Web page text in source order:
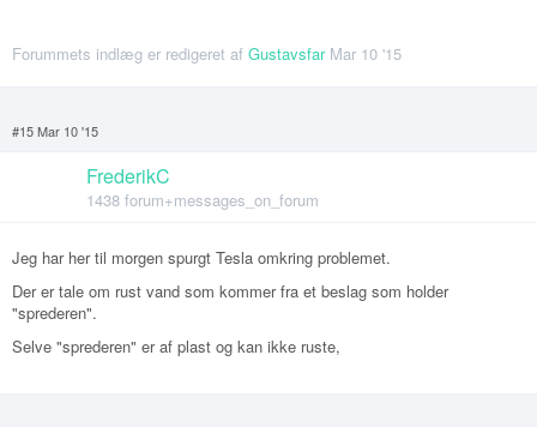
Forummets indlæg er redigeret af GustavsfarMar 10 '15
#15 Mar 10 '15
FrederikC
1438 forum+messages_on_forum
Jeg har her til morgen spurgt Tesla omkring problemet.
Der er tale om rust vand som kommer fra et beslag som holder
"sprederen".
Selve "sprederen" er af plast og kan ikke ruste,